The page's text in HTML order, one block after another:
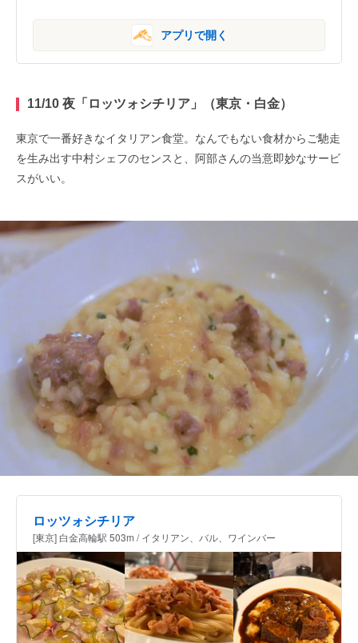
アプリで開く
11/10 夜「ロッツォシチリア」（東京・白金）
東京で一番好きなイタリアン食堂。なんでもない食材からご馳走
を生み出す中村シェフのセンスと、阿部さんの当意即妙なサービ
スがいい。
ロッツォシチリア
[東京] 白金高輪駅 503m / イタリアン、バル、ワインバー